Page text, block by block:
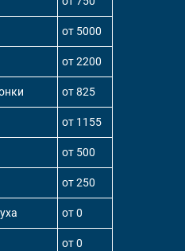
от 5000
от 2200
от 825
от 1155
от 500
от 250
от 0
от 0